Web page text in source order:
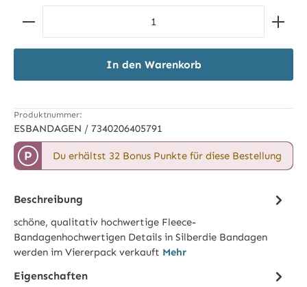
wild rose
Produkt Anzahl: Gib den gewünschten Wert ein
In den Warenkorb
Produktnummer:
ESBANDAGEN / 7340206405791
P Du erhältst 32 Bonus Punkte für diese Bestellung
Beschreibung
schöne, qualitativ hochwertige Fleece-
Bandagenhochwertigen Details in Silberdie Bandagen
werden im Viererpack verkauft Mehr
Eigenschaften